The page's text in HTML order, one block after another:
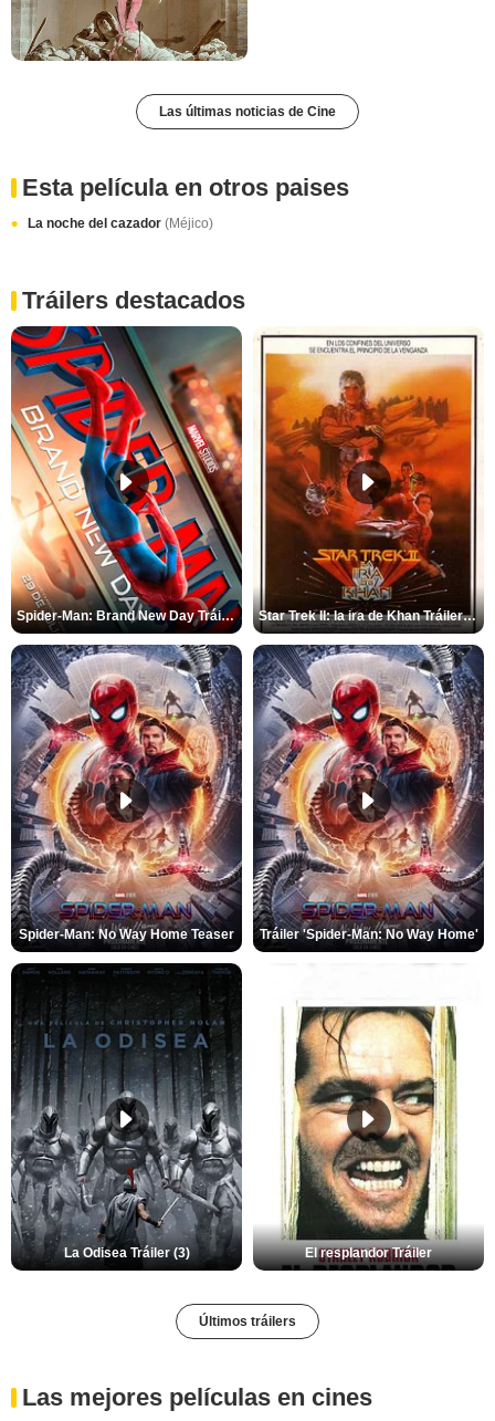
Las últimas noticias de Cine
Esta película en otros paises
La noche del cazador (Méjico)
Tráilers destacados
Spider-Man: Brand New Day Tráiler (3) Star Trek II: la ira de Khan Tráiler VO
Spider-Man: No Way Home Teaser Tráiler 'Spider-Man: No Way Home'
La Odisea Tráiler (3) El resplandor Tráiler
Últimos tráilers
Las mejores películas en cines